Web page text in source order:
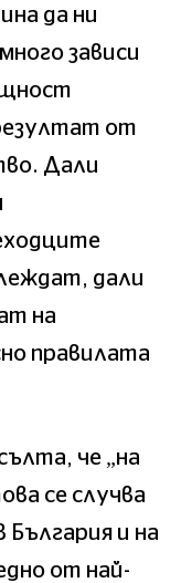
да ни
зависи
от
Дали
дали
на
правилата
че „на
се случва
България и на
от най-